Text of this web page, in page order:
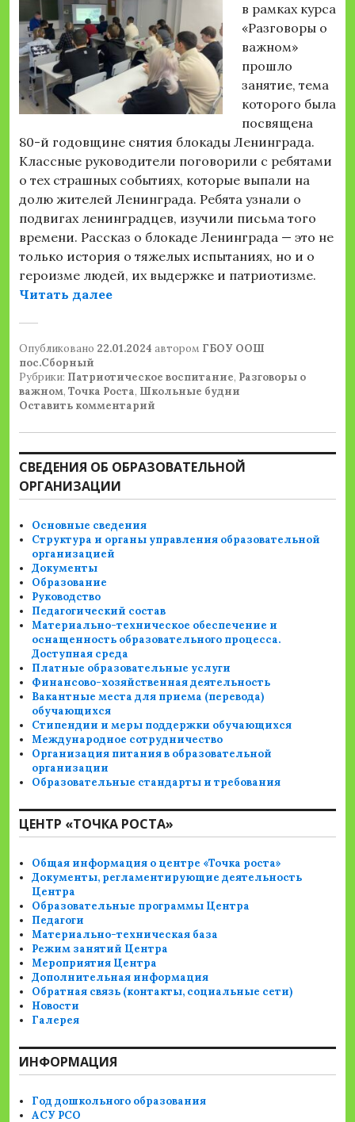
в рамках курса
«Разговоры о
важном»
прошло
занятие, тема
которого была
посвящена
80-й годовщине снятия блокады Ленинграда.
Классные руководители поговорили с ребятами
о тех страшных событиях, которые выпали на
долю жителей Ленинграда. Ребята узнали о
подвигах ленинградцев, изучили письма того
времени. Рассказ о блокаде Ленинграда — это не
только история о тяжелых испытаниях, но и о
героизме людей, их выдержке и патриотизме.
Читать далее««Разговоры о важном»»
Опубликовано 22.01.2024 автором ГБОУ ООШ
пос.Сборный
Рубрики: Патриотическое воспитание, Разговоры о
важном, Точка Роста, Школьные будни
Оставить комментарий
СВЕДЕНИЯ ОБ ОБРАЗОВАТЕЛЬНОЙ
ОРГАНИЗАЦИИ
Основные сведения
Структура и органы управления образовательной
организацией
Документы
Образование
Руководство
Педагогический состав
Материально-техническое обеспечение и
оснащенность образовательного процесса.
Доступная среда
Платные образовательные услуги
Финансово-хозяйственная деятельность
Вакантные места для приема (перевода)
обучающихся
Стипендии и меры поддержки обучающихся
Международное сотрудничество
Организация питания в образовательной
организации
Образовательные стандарты и требования
ЦЕНТР «ТОЧКА РОСТА»
Общая информация о центре «Точка роста»
Документы, регламентирующие деятельность
Центра
Образовательные программы Центра
Педагоги
Материально-техническая база
Режим занятий Центра
Мероприятия Центра
Дополнительная информация
Обратная связь (контакты, социальные сети)
Новости
Галерея
ИНФОРМАЦИЯ
Год дошкольного образования
АСУ РСО